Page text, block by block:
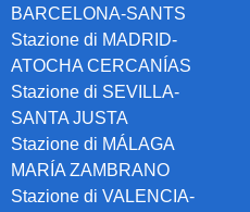
BARCELONA-SANTS
Stazione di MADRID-
ATOCHA CERCANÍAS
Stazione di SEVILLA-
SANTA JUSTA
Stazione di MÁLAGA
MARÍA ZAMBRANO
Stazione di VALENCIA-